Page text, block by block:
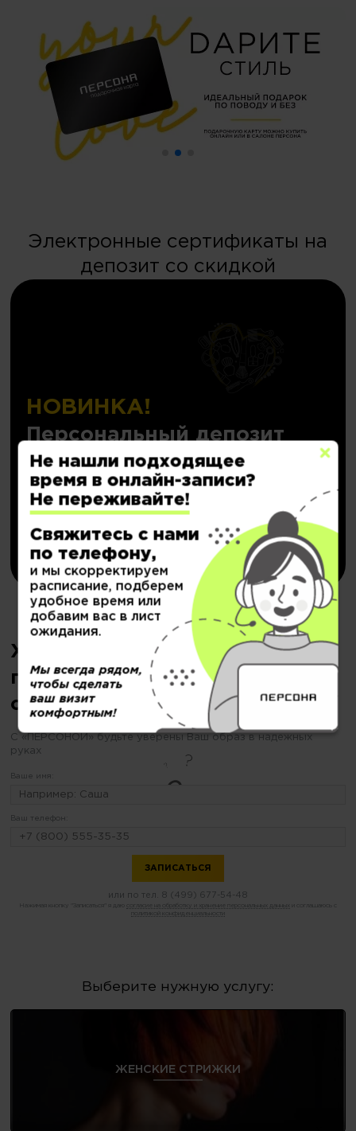
Электронные сертификаты на
депозит со скидкой
НОВИНКА!
Персональный депозит
с кешбэком до20.000₽
Подробнее..
Хотите сделать уход за кожей
головы, но еще не
определились?
С «ПЕРСОНОЙ» будьте уверены Ваш образ в надежных
руках
Ваше имя:
Ваш телефон:
или по тел. 8 (499) 677-54-48
Нажимая кнопку "Записаться" я даю согласие на обработку и хранение персональных данных
политикой конфиденциальности
Выберите нужную услугу:
ЖЕНСКИЕ СТРИЖКИ
Не нашли подходящее
время в онлайн-записи?
Не переживайте!
Свяжитесь с нами
по телефону,
и мы скорректируем
расписание, подберем
удобное время или
добавим вас в лист
ожидания.
Мы всегда рядом,
чтобы сделать
ваш визит
комфортным!